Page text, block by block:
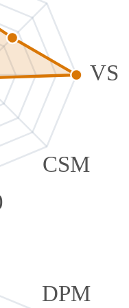
VS
CSM
DPM